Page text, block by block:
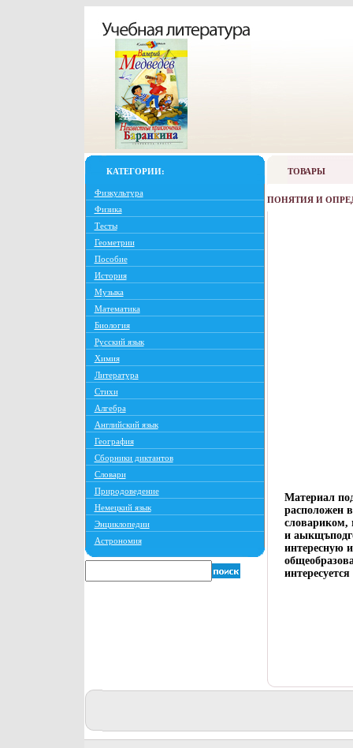
КАТЕГОРИИ:
Физкультура
Физика
Тесты
Геометрии
Пособие
История
Музыка
Математика
Биология
Русский язык
Химия
Литература
Стихи
Алгебра
Английский язык
География
Сборники диктантов
Словари
Природоведение
Немецкий язык
Энциклопедии
Астрономия
ТОВАРЫ
ПОНЯТИЯ И
Материал
расположен
словариком,
и
интересную